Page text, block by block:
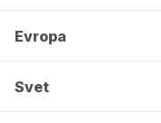
Evropa
Svet